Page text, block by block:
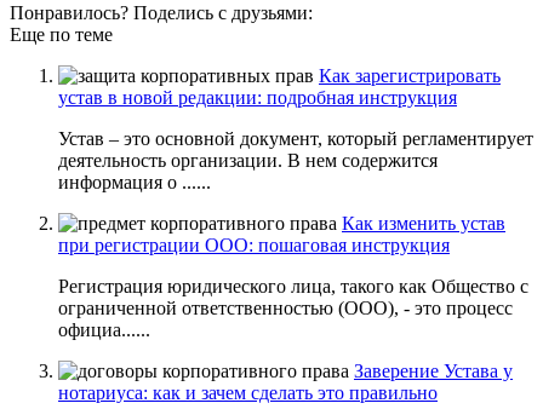
Понравилось? Поделись с друзьями:
Еще по теме
Как зарегистрировать
устав в новой редакции: подробная инструкция
Устав – это основной документ, который регламентирует
деятельность организации. В нем содержится
информация о ......
Как изменить устав
при регистрации ООО: пошаговая инструкция
Регистрация юридического лица, такого как Общество с
ограниченной ответственностью (ООО), - это процесс
официа......
Заверение Устава у
нотариуса: как и зачем сделать это правильно